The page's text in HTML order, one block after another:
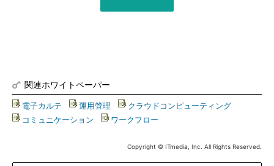
関連ホワイトペーパー
電子カルテ 運用管理 クラウドコンピューティング
コミュニケーション
ワークフロー
Copyright © ITmedia, Inc. All Rights Reserved.